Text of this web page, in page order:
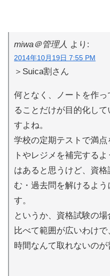
miwa＠管理人 より:
2014年10月19日 7:55 PM
＞Suica割さん
何となく、ノートを作
ることだけが目的化し
すよね。
学校の定期テストで満
トやレジメを補完する
はあると思うけど、資
む・過去問を解けるよ
す。
というか、資格試験の
比べて範囲が広いわけ
時間なんて取れないのが